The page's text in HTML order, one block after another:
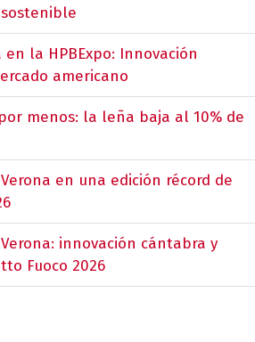
la HPBExpo: Innovación
americano
menos: la leña baja al 10% de
en una edición récord de
innovación cántabra y
Fuoco 2026